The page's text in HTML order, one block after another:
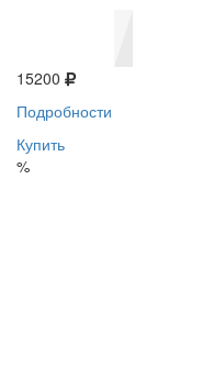
15200
Подробности
Купить
%